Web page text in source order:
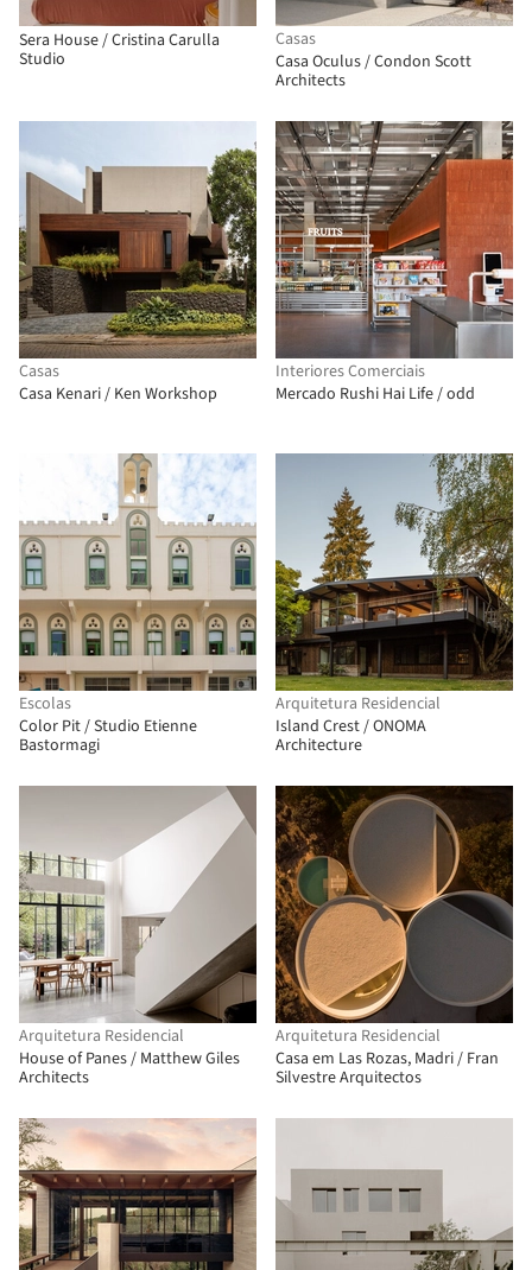
Sera House / Cristina Carulla
Studio
Casas
Casa Oculus / Condon Scott
Architects
Casas
Casa Kenari / Ken Workshop
Interiores Comerciais
Mercado Rushi Hai Life / odd
Escolas
Color Pit / Studio Etienne
Bastormagi
Arquitetura Residencial
Island Crest / ONOMA
Architecture
Arquitetura Residencial
House of Panes / Matthew Giles
Architects
Arquitetura Residencial
Casa em Las Rozas, Madri / Fran
Silvestre Arquitectos